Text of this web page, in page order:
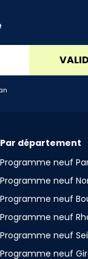
Par département
Programme neuf
Programme neuf
Programme neuf
Programme neuf
Programme neuf
Programme neuf